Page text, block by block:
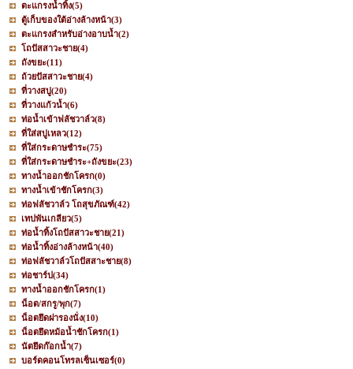
ตะแกรงน้ำทิ้ง(5)
ตู้เก็บของใต้อ่างล้างหน้า(3)
ตะแกรงสำหรับอ่างอาบน้ำ(2)
โถปัสสาวะชาย(4)
ถังขยะ(11)
ถ้วยปัสสาวะชาย(4)
ที่วางสบู่(20)
ที่วางแก้วน้ำ(6)
ท่อน้ำเข้าฟลัชวาล์ว(8)
ที่ใส่สบู่เหลว(12)
ที่ใส่กระดาษชำระ(75)
ที่ใส่กระดาษชำระ+ถังขยะ(23)
ทางน้ำออกชักโครก(0)
ทางน้ำเข้าชักโครก(3)
ท่อฟลัชวาล์ว โถสุขภัณฑ์(42)
เทปพันเกลียว(5)
ท่อน้ำทิ้งโถปัสสาวะชาย(21)
ท่อน้ำทิ้งอ่างล้างหน้า(40)
ท่อฟลัชวาล์วโถปัสสาะชาย(8)
ท่อชาร์ป(34)
ทางน้ำออกชักโครก(1)
น็อต/สกรู/พุก(7)
น็อตยึดฝารองนั่ง(10)
น็อตยึดหม้อน้ำชักโครก(1)
นัตยึดก๊อกน้ำ(7)
บอร์ดคอนโทรลเซ็นเซอร์(0)